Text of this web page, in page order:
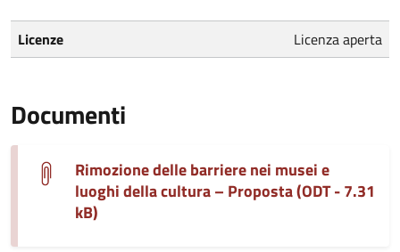
Licenze Licenza aperta
Documenti
Rimozione delle barriere nei musei e
luoghi della cultura – Proposta (ODT - 7.31
kB)